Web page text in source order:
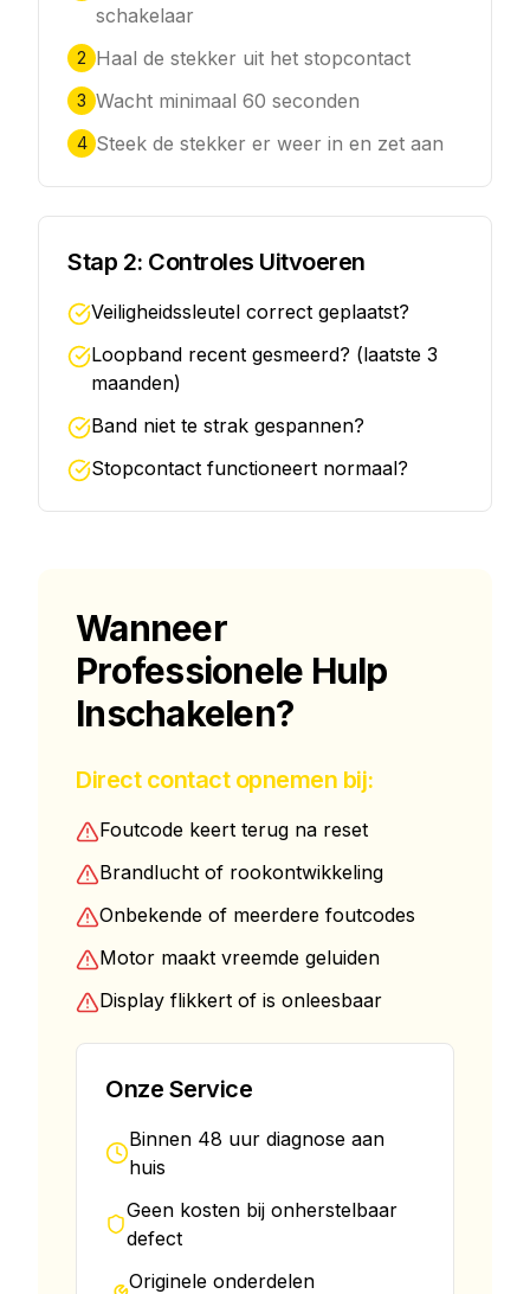
schakelaar
2 Haal de stekker uit het stopcontact
3 Wacht minimaal 60 seconden
4 Steek de stekker er weer in en zet aan
Stap 2: Controles Uitvoeren
Veiligheidssleutel correct geplaatst?
Loopband recent gesmeerd? (laatste 3
maanden)
Band niet te strak gespannen?
Stopcontact functioneert normaal?
Wanneer
Professionele Hulp
Inschakelen?
Direct contact opnemen bij:
Foutcode keert terug na reset
Brandlucht of rookontwikkeling
Onbekende of meerdere foutcodes
Motor maakt vreemde geluiden
Display flikkert of is onleesbaar
Onze Service
Binnen 48 uur diagnose aan
huis
Geen kosten bij onherstelbaar
defect
Originele onderdelen